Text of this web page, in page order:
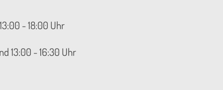
- 18:00 Uhr
13:00 - 16:30 Uhr